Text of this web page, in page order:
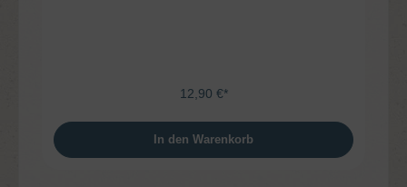
12,90 €*
In den Warenkorb